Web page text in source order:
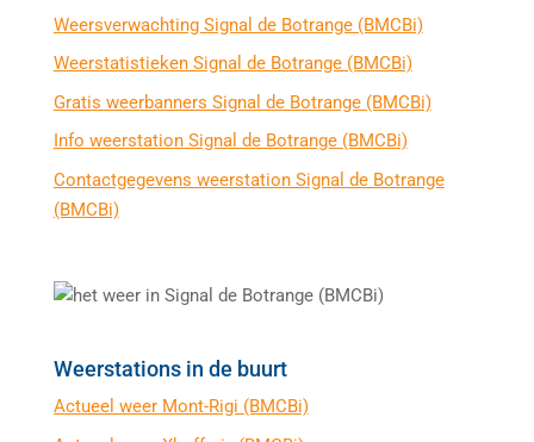
Weersverwachting Signal de Botrange (BMCBi)
Weerstatistieken Signal de Botrange (BMCBi)
Gratis weerbanners Signal de Botrange (BMCBi)
Info weerstation Signal de Botrange (BMCBi)
Contactgegevens weerstation Signal de Botrange
(BMCBi)
Weerstations in de buurt
Actueel weer Mont-Rigi (BMCBi)